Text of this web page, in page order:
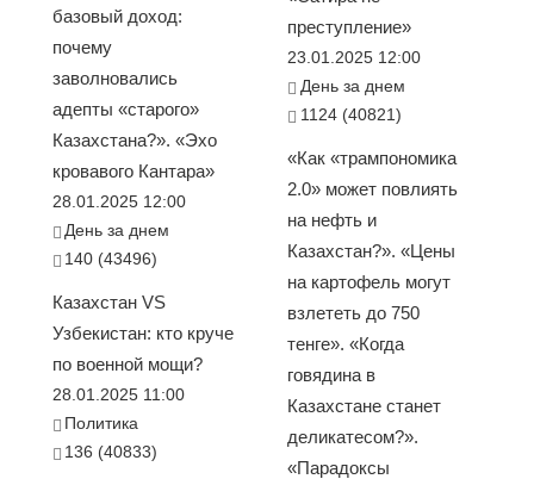
базовый доход:
почему
заволновались
адепты «старого»
Казахстана?». «Эхо
кровавого Кантара»
28.01.2025 12:00
День за днем
140 (43496)
Казахстан VS
Узбекистан: кто круче
по военной мощи?
28.01.2025 11:00
Политика
136 (40833)
преступление»
23.01.2025 12:00
День за днем
1124 (40821)
«Как «трампономика
2.0» может повлиять
на нефть и
Казахстан?». «Цены
на картофель могут
взлететь до 750
тенге». «Когда
говядина в
Казахстане станет
деликатесом?».
«Парадоксы